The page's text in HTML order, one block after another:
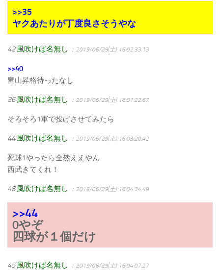
>>35
ヤクあたりが丁度良さそうやな
42 風吹けば名無し ：2019/06/29(土) 16:02:33.13
>>40
畠山昇格待ったなし
36 風吹けば名無し ：2019/06/29(土) 16:01:22.67
そろそろ1軍で投げさせてみたら
44 風吹けば名無し ：2019/06/29(土) 16:03:20.42
死球1やったら全然ええやん
西武きてくれ！
48 風吹けば名無し ：2019/06/29(土) 16:04:34.49
>>44
0やぞ
四球が１個だけ
45 風吹けば名無し ：2019/06/29(土) 16:04:07.27